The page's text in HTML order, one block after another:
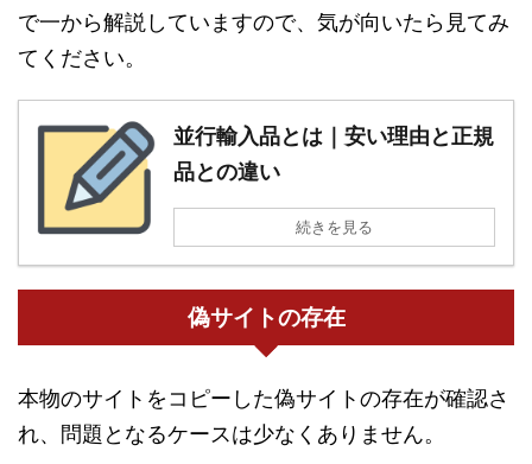
で一から解説していますので、気が向いたら見てみ
てください。
並行輸入品とは｜安い理由と正規
品との違い
続きを見る
偽サイトの存在
本物のサイトをコピーした偽サイトの存在が確認さ
れ、問題となるケースは少なくありません。